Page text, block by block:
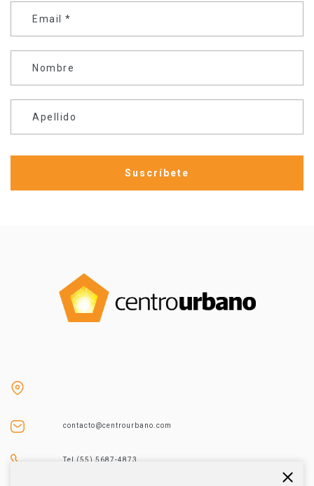
Email *
Nombre
Apellido
contacto@centrourbano.com
Tel (55) 5687-4873